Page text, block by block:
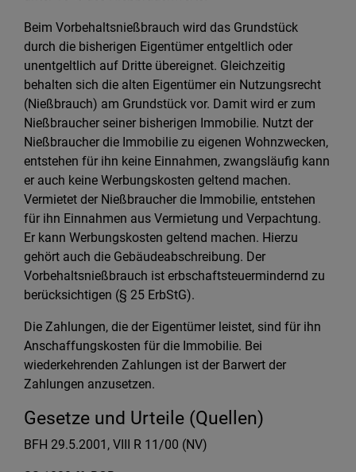
Beim Vorbehaltsnießbrauch wird das Grundstück
durch die bisherigen Eigentümer entgeltlich oder
unentgeltlich auf Dritte übereignet. Gleichzeitig
behalten sich die alten Eigentümer ein Nutzungsrecht
(Nießbrauch) am Grundstück vor. Damit wird er zum
Nießbraucher seiner bisherigen Immobilie. Nutzt der
Nießbraucher die Immobilie zu eigenen Wohnzwecken,
entstehen für ihn keine Einnahmen, zwangsläufig kann
er auch keine Werbungskosten geltend machen.
Vermietet der Nießbraucher die Immobilie, entstehen
für ihn Einnahmen aus Vermietung und Verpachtung.
Er kann Werbungskosten geltend machen. Hierzu
gehört auch die Gebäudeabschreibung. Der
Vorbehaltsnießbrauch ist erbschaftsteuermindernd zu
berücksichtigen (§ 25 ErbStG).
Die Zahlungen, die der Eigentümer leistet, sind für ihn
Anschaffungskosten für die Immobilie. Bei
wiederkehrenden Zahlungen ist der Barwert der
Zahlungen anzusetzen.
Gesetze und Urteile (Quellen)
BFH 29.5.2001, VIII R 11/00 (NV)